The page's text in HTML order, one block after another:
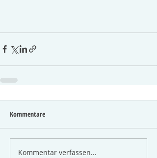
Kommentare
Kommentar verfassen...